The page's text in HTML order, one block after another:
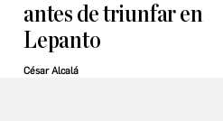
antes de triunfar en
Lepanto
César Alcalá